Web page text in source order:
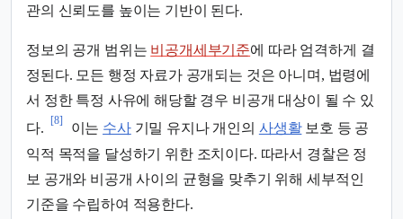
관의 신뢰도를 높이는 기반이 된다.
정보의 공개 범위는 비공개세부기준에 따라 엄격하게 결
정된다. 모든 행정 자료가 공개되는 것은 아니며, 법령에
서 정한 특정 사유에 해당할 경우 비공개 대상이 될 수 있
다.
[8]
이는 수사기밀 유지나 개인의 사생활보호 등 공
익적 목적을 달성하기 위한 조치이다. 따라서 경찰은 정
보 공개와 비공개 사이의 균형을 맞추기 위해 세부적인
기준을 수립하여 적용한다.